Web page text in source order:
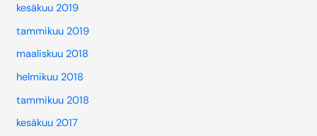
kesäkuu 2019
tammikuu 2019
maaliskuu 2018
helmikuu 2018
tammikuu 2018
kesäkuu 2017